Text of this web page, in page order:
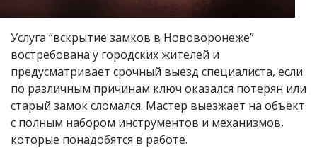
Услуга “вскрытие замков в Нововоронеже”
востребована у городских жителей и
предусматривает срочный выезд специалиста, если
по различным причинам ключ оказался потерян или
старый замок сломался. Мастер выезжает на объект
с полным набором инструментов и механизмов,
которые понадобятся в работе.